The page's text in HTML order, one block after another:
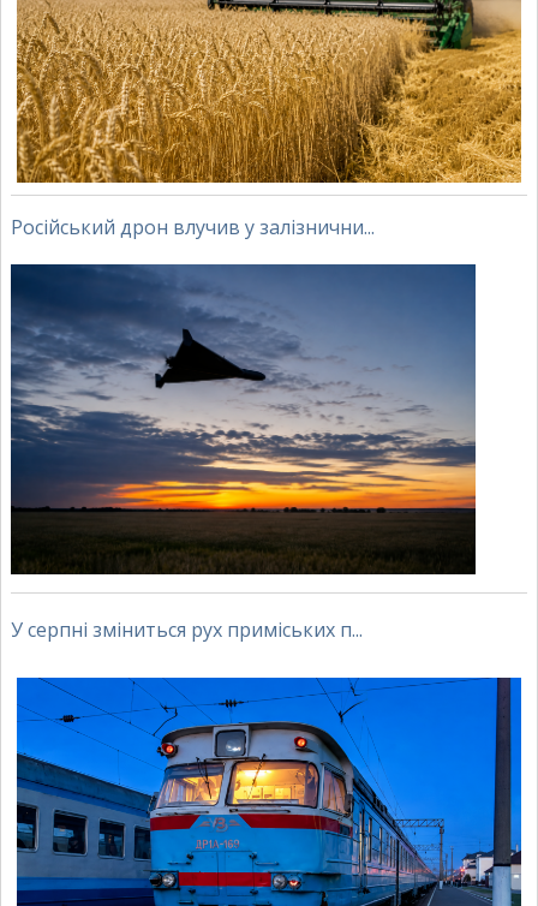
Російський дрон влучив у залізнични...
У серпні зміниться рух приміських п...